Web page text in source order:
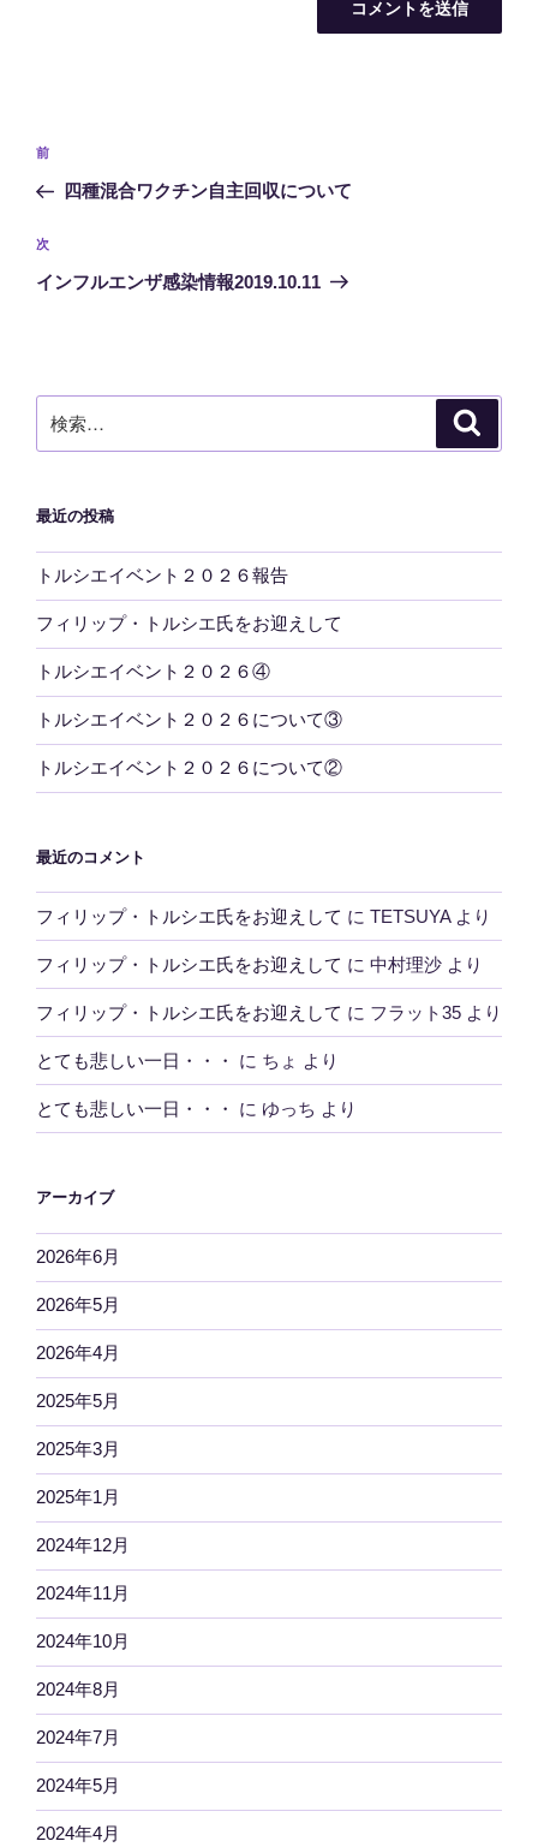
投
ナ
ビ
ゲ
ン
前
の
稿
前
四種混合ワクチン自主回収について
次
の
次
インフルエンザ感染情報2019.10.11
索:
最近の投稿
トルシエイベント２０２６報告
フィリップ・トルシエ氏をお迎えして
トルシエイベント２０２６④
トルシエイベント２０２６について③
トルシエイベント２０２６について②
最近のコメント
フィリップ・トルシエ氏をお迎えして に TETSUYAより
フィリップ・トルシエ氏をお迎えして に 中村理沙 より
フィリップ・トルシエ氏をお迎えして に フラット35 より
とても悲しい一日・・・ に ちょ より
とても悲しい一日・・・ に ゆっち より
アーカイブ
2026年6月
2026年5月
2026年4月
2025年5月
2025年3月
2025年1月
2024年12月
2024年11月
2024年10月
2024年8月
2024年7月
2024年5月
2024年4月